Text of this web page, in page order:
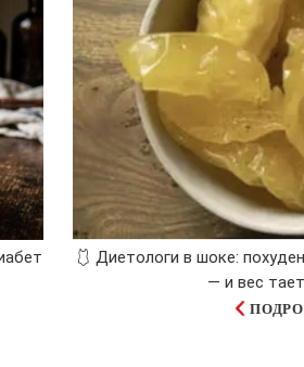
🩱 Диетологи в шоке:
— и вес